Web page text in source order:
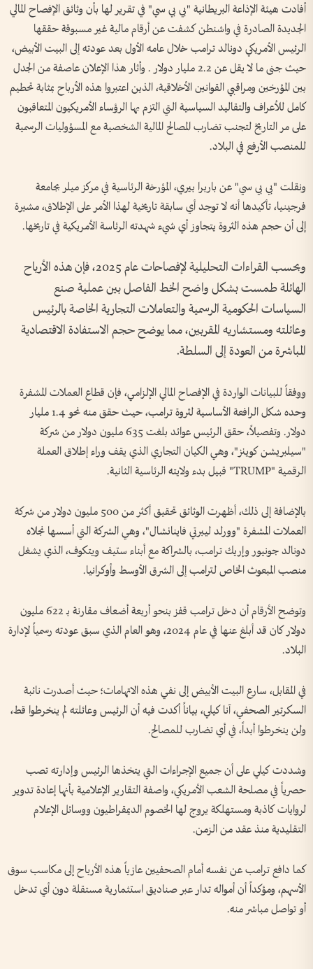
أفادت هيئة الإذاعة البريطانية "بي بي سي" في تقرير لها بأن وثائق الإفصاح المالي
الجديدة الصادرة في واشنطن كشفت عن أرقام مالية غير مسبوقة حققها
الرئيس الأمريكي دونالد ترامب خلال عامه الأول بعد عودته إلى البيت الأبيض،
حيث جنى ما لا يقل عن 2.2 مليار دولار . وأثار هذا الإعلان عاصفة من الجدل
بين المؤرخين ومراقبي القوانين الأخلاقية، الذين اعتبروا هذه الأرباح بمثابة تحطيم
كامل للأعراف والتقاليد السياسية التي التزم بها الرؤساء الأمريكيون المتعاقبون
على مر التاريخ لتجنب تضارب المصالح المالية الشخصية مع المسؤوليات الرسمية
للمنصب الأرفع في البلاد.
ونقلت "بي بي سي" عن باربرا بيري، المؤرخة الرئاسية في مركز ميلر بجامعة
فرجينيا، تأكيدها أنه لا توجد أي سابقة تاريخية لهذا الأمر على الإطلاق، مشيرة
إلى أن حجم هذه الثروة يتجاوز أي شيء شهدته الرئاسة الأمريكية في تاريخها.
وبحسب القراءات التحليلية لإفصاحات عام 2025، فإن هذه الأرباح
الهائلة طمست بشكل واضح الخط الفاصل بين عملية صنع
السياسات الحكومية الرسمية والتعاملات التجارية الخاصة بالرئيس
وعائلته ومستشاريه المقربين، مما يوضح حجم الاستفادة الاقتصادية
المباشرة من العودة إلى السلطة.
ووفقاً للبيانات الواردة في الإفصاح المالي الإلزامي، فإن قطاع العملات المشفرة
وحده شكل الرافعة الأساسية لثروة ترامب، حيث حقق منه نحو 1.4 مليار
دولار. وتفصيلاً، حقق الرئيس عوائد بلغت 635 مليون دولار من شركة
"سيلبريشن كوينز"، وهي الكيان التجاري الذي يقف وراء إطلاق العملة
الرقمية "TRUMP" قبيل بدء ولايته الرئاسية الثانية.
بالإضافة إلى ذلك، أظهرت الوثائق تحقيق أكثر من 500 مليون دولار من شركة
العملات المشفرة "وورلد ليبرتي فاينانشال"، وهي الشركة التي أسسها نجلاه
دونالد جونيور وإريك ترامب، بالشراكة مع أبناء ستيف ويتكوف، الذي يشغل
منصب المبعوث الخاص لترامب إلى الشرق الأوسط وأوكرانيا.
وتوضح الأرقام أن دخل ترامب قفز بنحو أربعة أضعاف مقارنة بـ 622 مليون
دولار كان قد أبلغ عنها في عام 2024، وهو العام الذي سبق عودته رسمياً لإدارة
البلاد.
في المقابل، سارع البيت الأبيض إلى نفي هذه الاتهامات؛ حيث أصدرت نائبة
السكرتير الصحفي، آنا كيلي، بياناً أكدت فيه أن الرئيس وعائلته لم ينخرطوا قط،
ولن ينخرطوا أبداً، في أي تضارب للمصالح.
وشددت كيلي على أن جميع الإجراءات التي يتخذها الرئيس وإدارته تصب
حصرياً في مصلحة الشعب الأمريكي، واصفة التقارير الإعلامية بأنها إعادة تدوير
لروايات كاذبة ومستهلكة يروج لها الخصوم الديمقراطيون ووسائل الإعلام
التقليدية منذ عقد من الزمن.
كما دافع ترامب عن نفسه أمام الصحفيين عازياً هذه الأرباح إلى مكاسب سوق
الأسهم، ومؤكداً أن أمواله تدار عبر صناديق استثمارية مستقلة دون أي تدخل
أو تواصل مباشر منه.